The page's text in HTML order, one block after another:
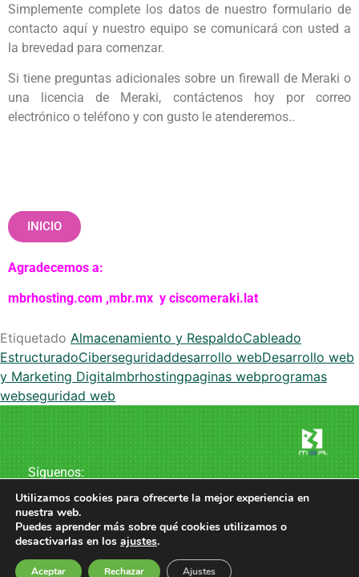
Simplemente complete los datos de nuestro formulario de
contacto aquí y nuestro equipo se comunicará con usted a
la brevedad para comenzar.
Si tiene preguntas adicionales sobre un firewall de Meraki o
una licencia de Meraki, contáctenos hoy por correo
electrónico o teléfono y con gusto le atenderemos..
INICIO
Agradecemos a:
mbrhosting.com ,mbr.mx y ciscomeraki.lat
Etiquetado Almacenamiento y RespaldoCableado
EstructuradoCiberseguridaddesarrollo webDesarrollo web
y Marketing Digitalmbrhostingpaginas webprogramas
webseguridad web
Síguenos:
Al navegar en este sitio web aceptas nuestra política de uso de
cookies y aviso de privacidad más información
© 2023 MBR Todos los derechos reservados .
Utilizamos cookies para ofrecerte la mejor experiencia en
nuestra web.
Puedes aprender más sobre qué cookies utilizamos o
desactivarlas en los ajustes.
Aceptar Rechazar Ajustes